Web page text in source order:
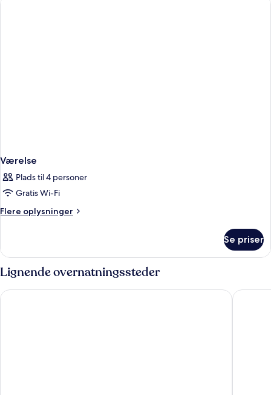
Beds
Værelse
Plads til 4 personer
Gratis Wi-Fi
Flere oplysninger
Flere
Se priser
Lignende overnatningssteder
Good Nite Inn Buena Park Hilton